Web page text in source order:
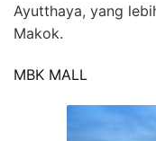
Ayutthaya, yang
Makok.
MBK MALL